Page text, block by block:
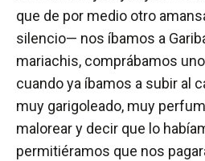
que de por medio otro
silencio— nos íbamos a
mariachis, comprábamos
cuando ya íbamos a subir al
muy garigoleado, muy
malorear y decir que lo
permitiéramos que nos